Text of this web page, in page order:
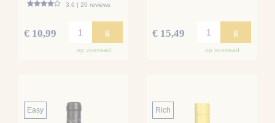
3.6 | 20 reviews
€ 10,99 g
op voorraad
€ 15,49 g
op voorraad
Easy Rich